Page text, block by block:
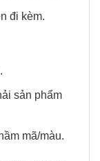
đi kèm.
sản phẩm
mã/màu.